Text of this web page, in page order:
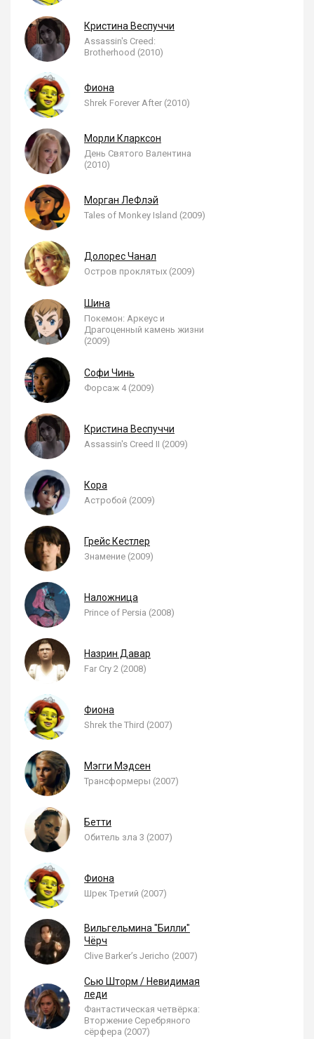
Кристина Веспуччи
Assassin's Creed:
Brotherhood (2010)
Фиона
Shrek Forever After (2010)
Морли Кларксон
День Святого Валентина
(2010)
Морган ЛеФлэй
Tales of Monkey Island (2009)
Долорес Чанал
Остров проклятых (2009)
Шина
Покемон: Аркеус и
Драгоценный камень жизни
(2009)
Софи Чинь
Форсаж 4 (2009)
Кристина Веспуччи
Assassin's Creed II (2009)
Кора
Астробой (2009)
Грейс Кестлер
Знамение (2009)
Наложница
Prince of Persia (2008)
Назрин Давар
Far Cry 2 (2008)
Фиона
Shrek the Third (2007)
Мэгги Мэдсен
Трансформеры (2007)
Бетти
Обитель зла 3 (2007)
Фиона
Шрек Третий (2007)
Вильгельмина "Билли"
Чёрч
Clive Barker’s Jericho (2007)
Сью Шторм / Невидимая
леди
Фантастическая четвёрка:
Вторжение Серебряного
сёрфера (2007)